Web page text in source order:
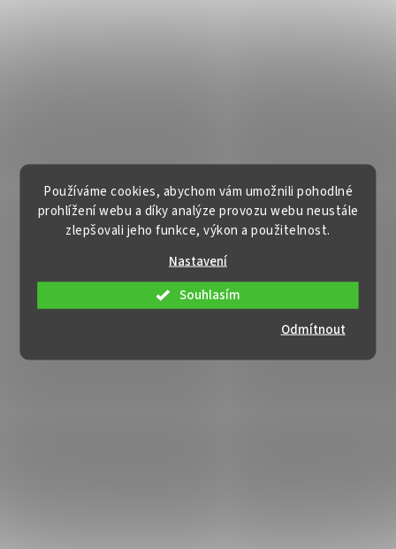
Používáme cookies, abychom vám umožnili pohodlné
prohlížení webu a díky analýze provozu webu neustále
zlepšovali jeho funkce, výkon a použitelnost.
Nastavení
Odmítnout
Souhlasím